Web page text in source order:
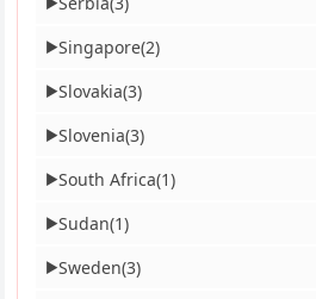
▶Singapore(2)
▶Slovakia(3)
▶Slovenia(3)
▶South Africa(1)
▶Sudan(1)
▶Sweden(3)